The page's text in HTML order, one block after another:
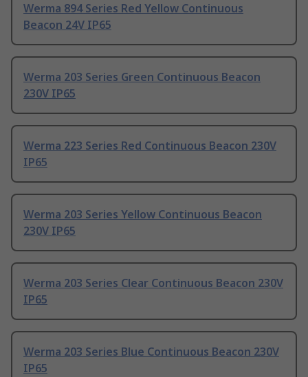
Werma 894 Series Red Yellow Continuous
Beacon 24V IP65
Werma 203 Series Green Continuous Beacon
230V IP65
Werma 223 Series Red Continuous Beacon 230V
IP65
Werma 203 Series Yellow Continuous Beacon
230V IP65
Werma 203 Series Clear Continuous Beacon 230V
IP65
Werma 203 Series Blue Continuous Beacon 230V
IP65